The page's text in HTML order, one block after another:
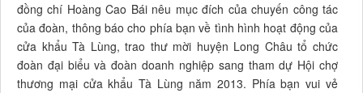
đồng chí Hoàng Cao Bái nêu mục đích của chuyến công tác
của đoàn, thông báo cho phía bạn về tình hình hoạt động của
cửa khẩu Tà Lùng, trao thư mời huyện Long Châu tổ chức
đoàn đại biểu và đoàn doanh nghiệp sang tham dự Hội chợ
thương mại cửa khẩu Tà Lùng năm 2013. Phía bạn vui vẻ